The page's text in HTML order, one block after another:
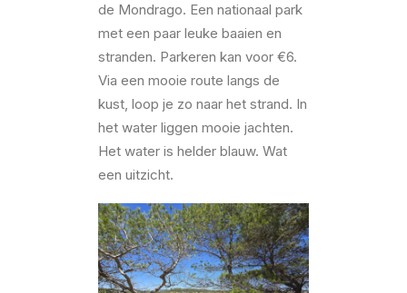
de Mondrago. Een nationaal park
met een paar leuke baaien en
stranden. Parkeren kan voor €6.
Via een mooie route langs de
kust, loop je zo naar het strand. In
het water liggen mooie jachten.
Het water is helder blauw. Wat
een uitzicht.